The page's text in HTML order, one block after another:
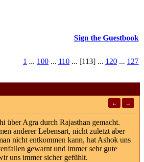
Sign the Guestbook
1 ... 100 ... 110 ... [113] ... 120 ... 127
← →
über Agra durch Rajasthan gemacht.
anderer Lebensart, nicht zuletzt aber
nicht entkommen kann, hat Ashok uns
gewarnt und immer sehr gute
uns immer sicher gefühlt.